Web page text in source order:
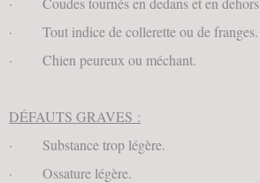
· Tout indice de collerette ou de franges.
· Chien peureux ou méchant.
DÉFAUTS GRAVES :
· Substance trop légère.
· Ossature légère.